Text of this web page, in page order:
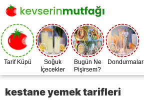
Tarif Küpü
Soğuk
İçecekler
Bugün Ne
Pişirsem?
Dondurmalar
kestane yemek tarifleri